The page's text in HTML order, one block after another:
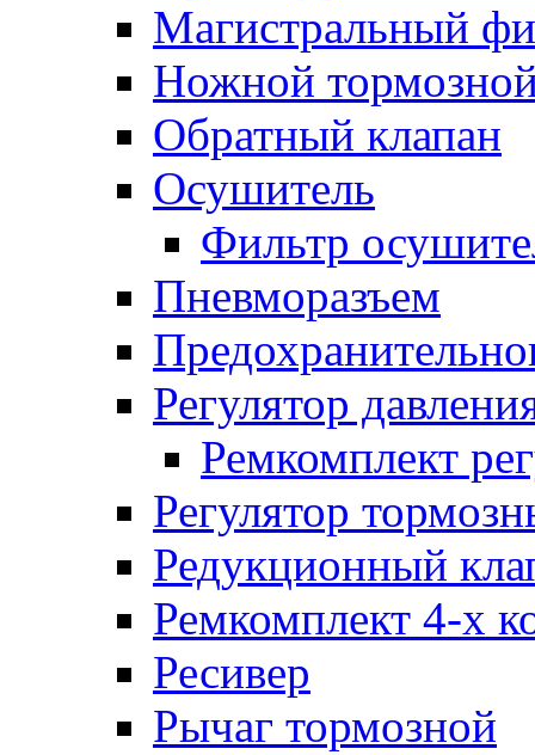
Магистральный
Ножной
Обратный клапан
Осушитель
Фильтр
Пневморазъем
Регулятор
Ремкомплект
Регулятор
Редукционный
Ремкомплект 4-х
Ресивер
Рычаг тормозной